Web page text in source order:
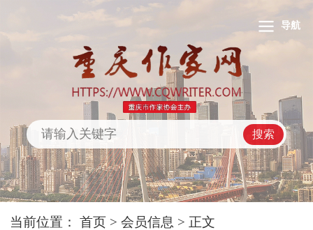
导航
搜索
当前位置：首页 >会员信息 > 正文